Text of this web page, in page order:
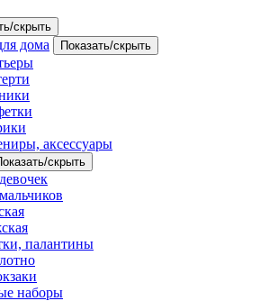
скрыть
дома Показать/скрыть
аксессуары
скрыть
палантины
наборы